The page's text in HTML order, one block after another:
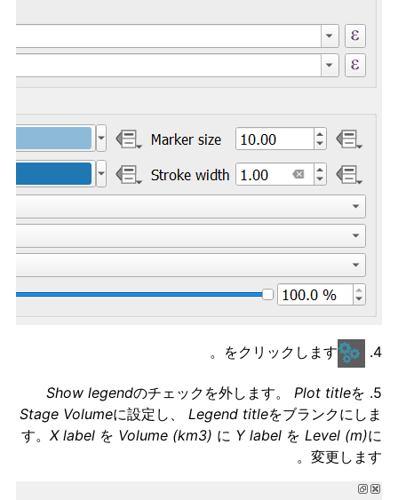
4.
をクリックします。
5.
Show legendのチェックを外します。 Plot titleを
Stage Volumeに設定し、 Legend titleをブランクにしま
す。 X label を Volume (km3) に Y label を Level (m)に
変更します。